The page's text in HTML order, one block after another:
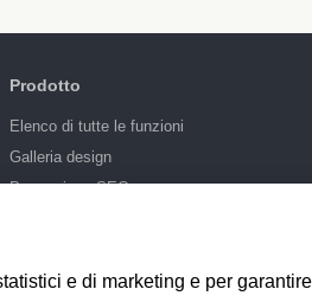
Prodotto
Elenco di tutte le funzioni
Galleria design
Promozione SEO
e di marketing e per